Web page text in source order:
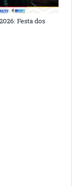
Festa dos